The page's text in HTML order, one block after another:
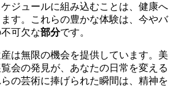
ケジュールに組み込むことは、健康へ
す。これらの豊かな体験は、今やバ
可欠な部分です。
は無限の機会を提供しています。美
会の発見が、あなたの日常を変える
の芸術に捧げられた瞬間は、精神を